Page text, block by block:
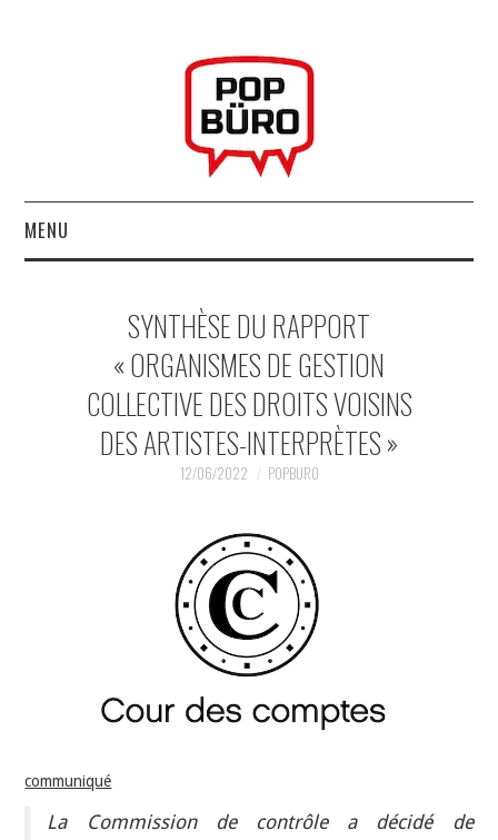
MENU
MUSIQUESACTUELLES.NET
GABBA GABBA HEY !
LES LABELS
SYNTHÈSE DU RAPPORT
« ORGANISMES DE GESTION
COLLECTIVE DES DROITS VOISINS
DES ARTISTES-INTERPRÈTES »
12/06/2022 POPBURO
communiqué
La Commission de contrôle a décidé de